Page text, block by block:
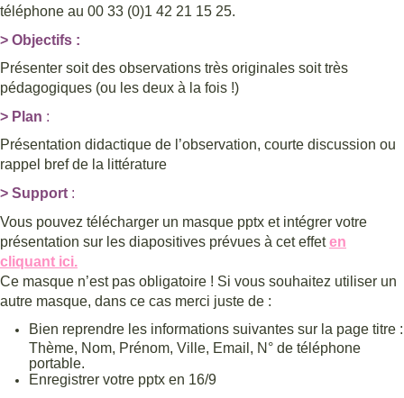
téléphone au 00 33 (0)1 42 21 15 25.
> Objectifs :
Présenter soit des observations très originales soit très
pédagogiques (ou les deux à la fois !)
> Plan :
Présentation didactique de l’observation, courte discussion ou
rappel bref de la littérature
> Support :
Vous pouvez télécharger un masque pptx et intégrer votre
présentation sur les diapositives prévues à cet effeten
cliquant ici.
Ce masque n’est pas obligatoire ! Si vous souhaitez utiliser un
autre masque, dans ce cas merci juste de :
Bien reprendre les informations suivantes sur la page titre :
Thème, Nom, Prénom, Ville, Email, N° de téléphone
portable.
Enregistrer votre pptx en 16/9